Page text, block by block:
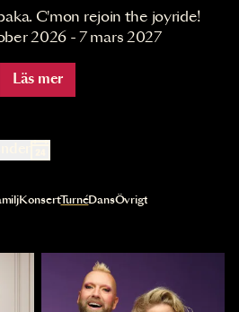
C'mon rejoin the joyride!
2026 - 7 mars 2027
Läs mer
automatiskt
KonsertTurnéDansÖvrigt